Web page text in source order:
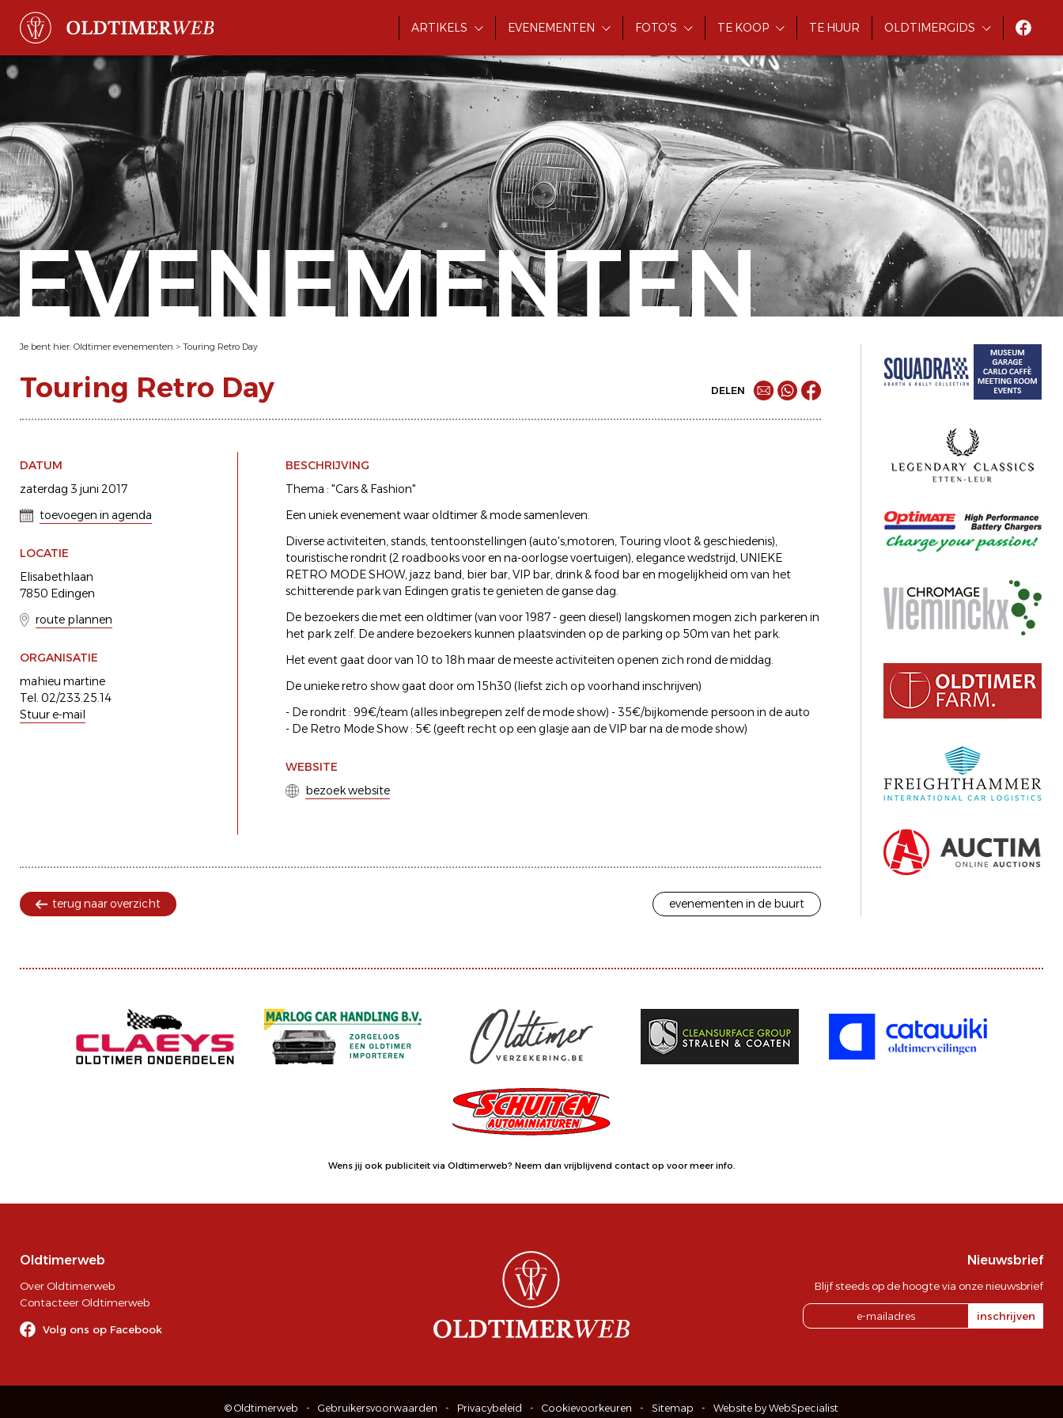
ARTIKELS EVENEMENTEN FOTO'S TE KOOP TE HUUR OLDTIMERGIDS
EVENEMENTEN
Je bent hier: Oldtimer evenementen > Touring Retro Day
Touring Retro Day DELEN
DATUM
zaterdag 3 juni 2017
toevoegen in agenda
LOCATIE
Elisabethlaan
7850 Edingen
route plannen
ORGANISATIE
mahieu martine
Tel. 02/233.25.14
Stuur e-mail
BESCHRIJVING
Thema : "Cars & Fashion"
Een uniek evenement waar oldtimer & mode samenleven.
Diverse activiteiten, stands, tentoonstellingen (auto's,motoren, Touring vloot & geschiedenis),
touristische rondrit (2 roadbooks voor en na-oorlogse voertuigen), elegance wedstrijd, UNIEKE
RETRO MODE SHOW, jazz band, bier bar, VIP bar, drink & food bar en mogelijkheid om van het
schitterende park van Edingen gratis te genieten de ganse dag.
De bezoekers die met een oldtimer (van voor 1987 - geen diesel) langskomen mogen zich parkeren in
het park zelf. De andere bezoekers kunnen plaatsvinden op de parking op 50m van het park.
Het event gaat door van 10 to 18h maar de meeste activiteiten openen zich rond de middag.
De unieke retro show gaat door om 15h30 (liefst zich op voorhand inschrijven)
- De rondrit : 99€/team (alles inbegrepen zelf de mode show) - 35€/bijkomende persoon in de auto
- De Retro Mode Show : 5€ (geeft recht op een glasje aan de VIP bar na de mode show)
WEBSITE
bezoek website
terug naar overzicht evenementen in de buurt
Wens jij ook publiciteit via Oldtimerweb? Neem dan vrijblijvend contact op voor meer info.
Oldtimerweb
Over Oldtimerweb
Contacteer Oldtimerweb
Volg ons op Facebook
Nieuwsbrief
Blijf steeds op de hoogte via onze nieuwsbrief
inschrijven
© Oldtimerweb Gebruikersvoorwaarden Privacybeleid Cookievoorkeuren Sitemap Website by WebSpecialist